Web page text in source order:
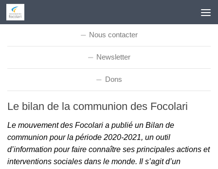
Skip to content
Nous contacter
Newsletter
Dons
Le bilan de la communion des Focolari
Le mouvement des Focolari a publié un Bilan de
communion pour la période 2020-2021, un outil
d’information pour faire connaître ses principales actions et
interventions sociales dans le monde. Il s’agit d’un